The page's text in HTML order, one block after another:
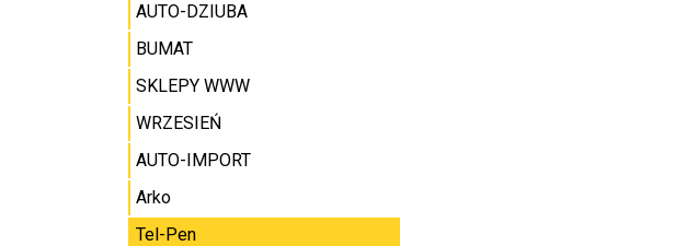
AUTO-DZIUBA
BUMAT
SKLEPY WWW
WRZESIEŃ
AUTO-IMPORT
Arko
Tel-Pen